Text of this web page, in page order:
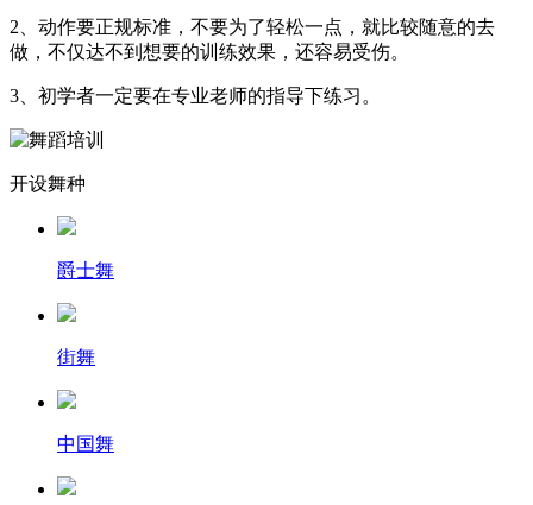
2、动作要正规标准，不要为了轻松一点，就比较随意的去
做，不仅达不到想要的训练效果，还容易受伤。
3、初学者一定要在专业老师的指导下练习。
开设舞种
爵士舞
街舞
中国舞